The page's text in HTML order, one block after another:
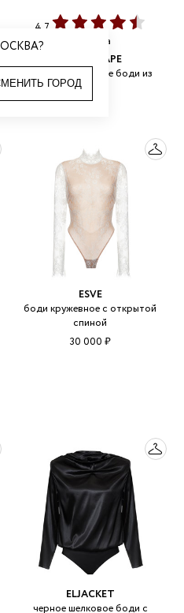
ГОРОД
4,7
3 отзыва
MARE | МАРЕ
черное кружевное боди из
нейлона
ESVE
боди кружевное с открытой
спиной
30 000 ₽
ELJACKET
черное шелковое боди с